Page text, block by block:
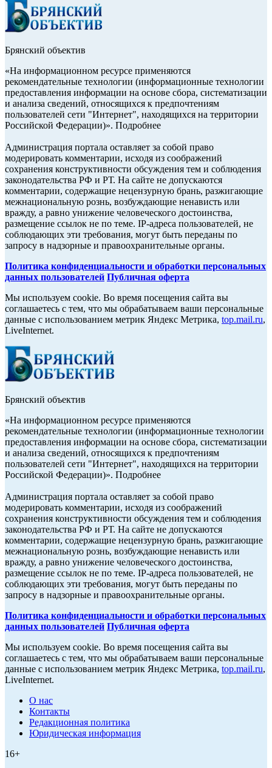
Брянский объектив
«На информационном ресурсе применяются
рекомендательные технологии (информационные технологии
предоставления информации на основе сбора, систематизации
и анализа сведений, относящихся к предпочтениям
пользователей сети "Интернет", находящихся на территории
Российской Федерации)». Подробнее
Администрация портала оставляет за собой право
модерировать комментарии, исходя из соображений
сохранения конструктивности обсуждения тем и соблюдения
законодательства РФ и РТ. На сайте не допускаются
комментарии, содержащие нецензурную брань, разжигающие
межнациональную рознь, возбуждающие ненависть или
вражду, а равно унижение человеческого достоинства,
размещение ссылок не по теме. IP-адреса пользователей, не
соблюдающих эти требования, могут быть переданы по
запросу в надзорные и правоохранительные органы.
Политика конфиденциальности и обработки персональных
данных пользователей Публичная оферта
Мы используем cookie. Во время посещения сайта вы
соглашаетесь с тем, что мы обрабатываем ваши персональные
данные с использованием метрик Яндекс Метрика, top.mail.ru,
LiveInternet.
Брянский объектив
«На информационном ресурсе применяются
рекомендательные технологии (информационные технологии
предоставления информации на основе сбора, систематизации
и анализа сведений, относящихся к предпочтениям
пользователей сети "Интернет", находящихся на территории
Российской Федерации)». Подробнее
Администрация портала оставляет за собой право
модерировать комментарии, исходя из соображений
сохранения конструктивности обсуждения тем и соблюдения
законодательства РФ и РТ. На сайте не допускаются
комментарии, содержащие нецензурную брань, разжигающие
межнациональную рознь, возбуждающие ненависть или
вражду, а равно унижение человеческого достоинства,
размещение ссылок не по теме. IP-адреса пользователей, не
соблюдающих эти требования, могут быть переданы по
запросу в надзорные и правоохранительные органы.
Политика конфиденциальности и обработки персональных
данных пользователей Публичная оферта
Мы используем cookie. Во время посещения сайта вы
соглашаетесь с тем, что мы обрабатываем ваши персональные
данные с использованием метрик Яндекс Метрика, top.mail.ru,
LiveInternet.
О нас
Контакты
Редакционная политика
Юридическая информация
16+